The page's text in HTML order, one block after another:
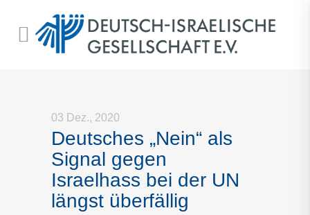
03 Dez., 2020
Deutsches „Nein“ als
Signal gegen
Israelhass bei der UN
längst überfällig